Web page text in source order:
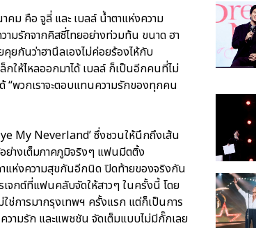
ม คือ จูลี่ และ เบลล์ น้ำตาแห่งความ
ามรักจากคิสซี่ไทยอย่างท่วมท้น ขนาด ฮา
คุยกันว่าฮานึลเองไม่ค่อยร้องไห้กับ
ให้ไหลออกมาได้ เบลล์ ก็เป็นอีกคนที่ไม่
“พวกเราจะตอบแทนความรักของทุกคน
My Neverland’ ซึ่งชวนให้นึกถึงเส้น
ย่างเต็มภาคภูมิจริงๆ แฟนมีตติ้ง
าแห่งความสุขกันอีกนิด ปิดท้ายของจริงกัน
จกต์ที่แฟนคลับจัดให้สาวๆ ในครั้งนี้ โดย
ใช่การมากรุงเทพฯ ครั้งแรก แต่ก็เป็นการ
วามรัก และแพชชัน จัดเต็มแบบไม่มีกั๊กเลย